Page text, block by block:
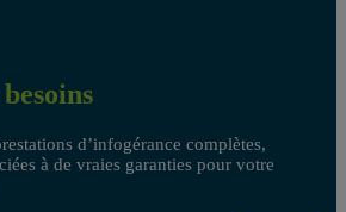
d’infogérance complètes,
à de vraies garanties pour votre